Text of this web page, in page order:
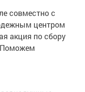
совместно с
центром
акция по сбору